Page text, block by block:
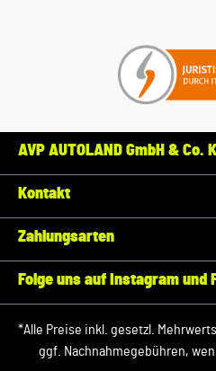
AVP AUTOLAND GmbH & Co.
Kontakt
Zahlungsarten
Folge uns auf Instagram und
*Alle Preise inkl. gesetzl.
ggf. Nachnahmegebühren,